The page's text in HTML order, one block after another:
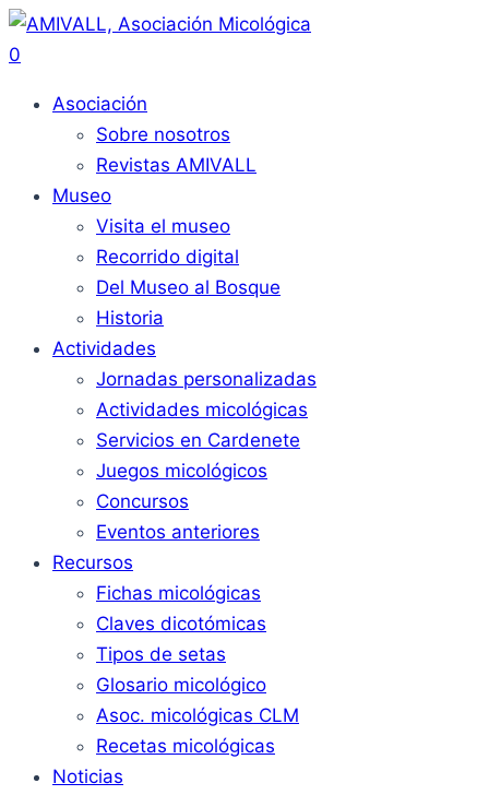
0
Asociación
Sobre nosotros
Revistas AMIVALL
Museo
Visita el museo
Recorrido digital
Del Museo al Bosque
Historia
Actividades
Jornadas personalizadas
Actividades micológicas
Servicios en Cardenete
Juegos micológicos
Concursos
Eventos anteriores
Recursos
Fichas micológicas
Claves dicotómicas
Tipos de setas
Glosario micológico
Asoc. micológicas CLM
Recetas micológicas
Noticias